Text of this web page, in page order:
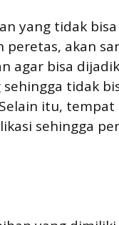
yang tidak
peretas, akan
agar bisa
tidak
itu,
sehingga